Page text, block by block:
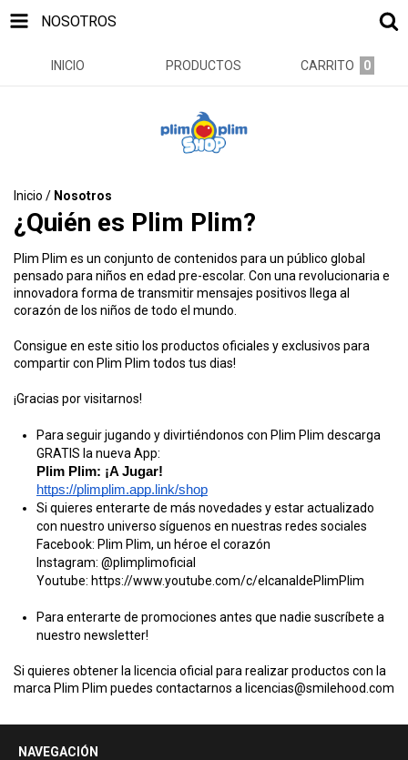
NOSOTROS
INICIO PRODUCTOS CARRITO 0
Inicio / Nosotros
¿Quién es Plim Plim?
Plim Plim es un conjunto de contenidos para un público global
pensado para niños en edad pre-escolar. Con una revolucionaria e
innovadora forma de transmitir mensajes positivos llega al
corazón de los niños de todo el mundo.
Consigue en este sitio los productos oficiales y exclusivos para
compartir con Plim Plim todos tus dias!
¡Gracias por visitarnos!
Para seguir jugando y divirtiéndonos con Plim Plim descarga
GRATIS la nueva App:
Plim Plim: ¡A Jugar!
https://plimplim.app.link/shop
Si quieres enterarte de más novedades y estar actualizado
con nuestro universo síguenos en nuestras redes sociales
Facebook: Plim Plim, un héroe el corazón
Instagram: @plimplimoficial
Youtube: https://www.youtube.com/c/elcanaldePlimPlim
Para enterarte de promociones antes que nadie suscríbete a
nuestro newsletter!
Si quieres obtener la licencia oficial para realizar productos con la
marca Plim Plim puedes contactarnos a licencias@smilehood.com
NAVEGACIÓN